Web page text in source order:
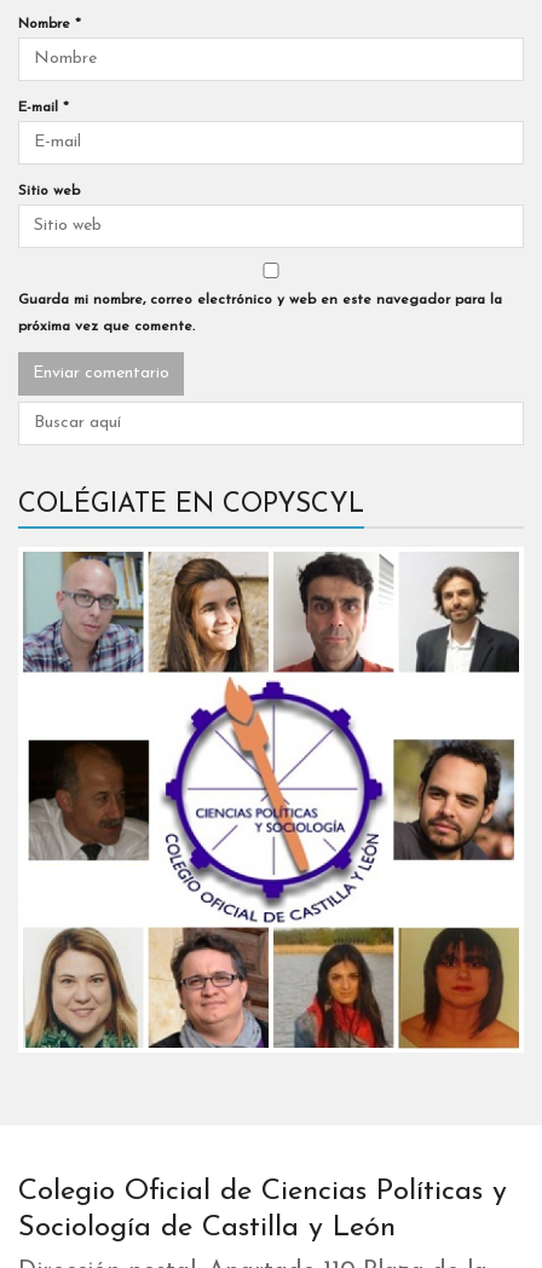
Nombre *
E-mail *
Sitio web
Guarda mi nombre, correo electrónico y web en este navegador para la
próxima vez que comente.
COLÉGIATE EN COPYSCYL
Colegio Oficial de Ciencias Políticas y
Sociología de Castilla y León